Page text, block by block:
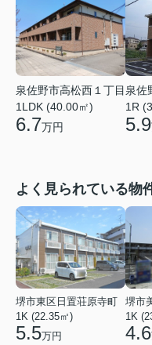
泉佐野市高松西１丁目
1LDK (40.00㎡)
6.7万円
泉佐
1R
5.9
よく見られている物
堺市東区日置荘原寺町
1K (22.35㎡)
5.5万円
堺市
1K
4.6